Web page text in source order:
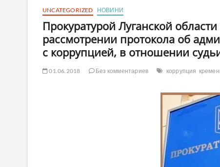
UNCATEGORIZED НОВИНИ
Прокуратурой Луганской
рассмотрении протокола об
с коррупцией, в отношении
01.06.2018 Без комментариев коррупция